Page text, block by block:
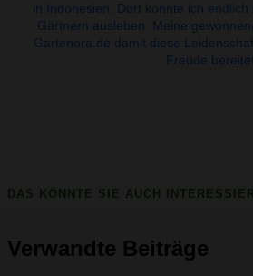
in Indonesien. Dort konnte ich endlich
Gärtnern ausleben. Meine
Gartenora.de damit diese
Freude bereitet.
DAS KÖNNTE SIE AUCH
Verwandte Beiträge